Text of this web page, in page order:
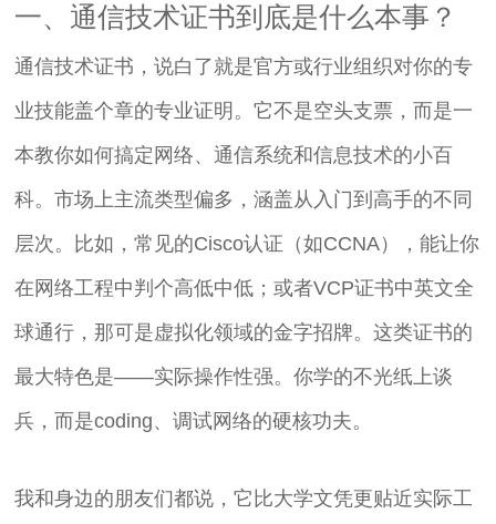
一、通信技术证书到底是什么本事？
通信技术证书，说白了就是官方或行业组织对你的专
业技能盖个章的专业证明。它不是空头支票，而是一
本教你如何搞定网络、通信系统和信息技术的小百
科。市场上主流类型偏多，涵盖从入门到高手的不同
层次。比如，常见的Cisco认证（如CCNA），能让你
在网络工程中判个高低中低；或者VCP证书中英文全
球通行，那可是虚拟化领域的金字招牌。这类证书的
最大特色是——实际操作性强。你学的不光纸上谈
兵，而是coding、调试网络的硬核功夫。
我和身边的朋友们都说，它比大学文凭更贴近实际工